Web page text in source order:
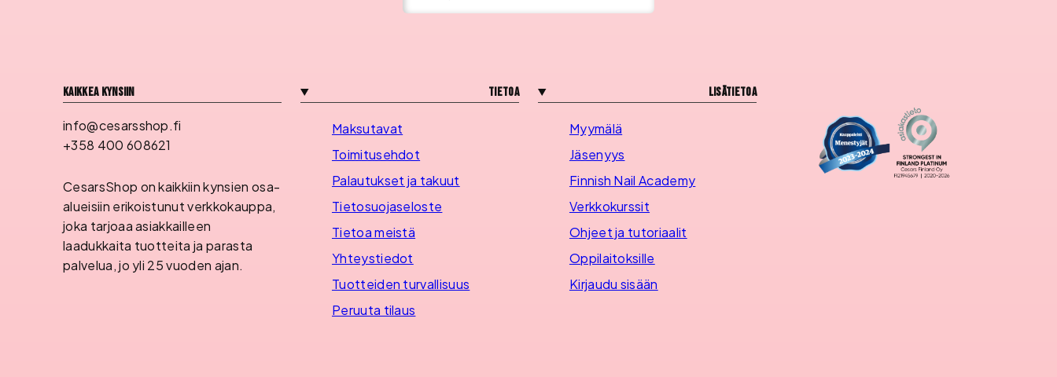
Kaikkea kynsiin
info@cesarsshop.fi
+358 400 608621
CesarsShop on kaikkiin kynsien osa-
alueisiin erikoistunut verkkokauppa,
joka tarjoaa asiakkailleen
laadukkaita tuotteita ja parasta
palvelua, jo yli 25 vuoden ajan.
Tietoa
Maksutavat
Toimitusehdot
Palautukset ja takuut
Tietosuojaseloste
Tietoa meistä
Yhteystiedot
Tuotteiden turvallisuus
Peruuta tilaus
Lisätietoa
Myymälä
Jäsenyys
Finnish Nail Academy
Verkkokurssit
Ohjeet ja tutoriaalit
Oppilaitoksille
Kirjaudu sisään